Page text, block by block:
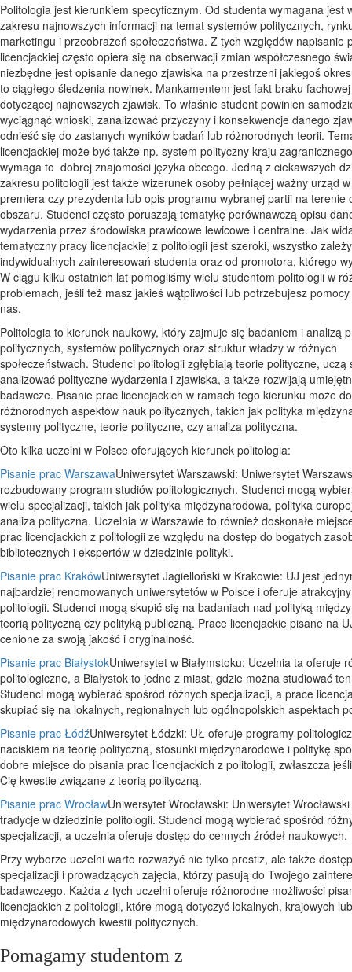
Politologia jest kierunkiem specyficznym. Od studenta wymagana jest
zakresu najnowszych informacji na temat systemów politycznych,
marketingu i przeobrażeń społeczeństwa. Z tych względów napisanie
licencjackiej często opiera się na obserwacji zmian współczesnego
niezbędne jest opisanie danego zjawiska na przestrzeni jakiegoś
to ciągłego śledzenia nowinek. Mankamentem jest fakt braku
dotyczącej najnowszych zjawisk. To właśnie student powinien
wyciągnąć wnioski, zanalizować przyczyny i konsekwencje danego
odnieść się do zastanych wyników badań lub różnorodnych teorii.
licencjackiej może być także np. system polityczny kraju
wymaga to dobrej znajomości języka obcego. Jedną z ciekawszych
zakresu politologii jest także wizerunek osoby pełniącej ważny urząd
premiera czy prezydenta lub opis programu wybranej partii na terenie
obszaru. Studenci często poruszają tematykę porównawczą opisu
wydarzenia przez środowiska prawicowe lewicowe i centralne. Jak
tematyczny pracy licencjackiej z politologii jest szeroki, wszystko
indywidualnych zainteresowań studenta oraz od promotora, którego
W ciągu kilku ostatnich lat pomogliśmy wielu studentom politologii w
problemach, jeśli też masz jakieś wątpliwości lub potrzebujesz
nas.
Politologia to kierunek naukowy, który zajmuje się badaniem i analizą
politycznych, systemów politycznych oraz struktur władzy w różnych
społeczeństwach. Studenci politologii zgłębiają teorie polityczne, uczą
analizować polityczne wydarzenia i zjawiska, a także rozwijają
badawcze. Pisanie prac licencjackich w ramach tego kierunku może
różnorodnych aspektów nauk politycznych, takich jak polityka
systemy polityczne, teorie polityczne, czy analiza polityczna.
Oto kilka uczelni w Polsce oferujących kierunek politologia:
Pisanie prac WarszawaUniwersytet Warszawski: Uniwersytet
rozbudowany program studiów politologicznych. Studenci mogą
wielu specjalizacji, takich jak polityka międzynarodowa, polityka
analiza polityczna. Uczelnia w Warszawie to również doskonałe
prac licencjackich z politologii ze względu na dostęp do bogatych
bibliotecznych i ekspertów w dziedzinie polityki.
Pisanie prac KrakówUniwersytet Jagielloński w Krakowie: UJ jest
najbardziej renomowanych uniwersytetów w Polsce i oferuje
politologii. Studenci mogą skupić się na badaniach nad polityką
teorią polityczną czy polityką publiczną. Prace licencjackie pisane na
cenione za swoją jakość i oryginalność.
Pisanie prac BiałystokUniwersytet w Białymstoku: Uczelnia ta oferuje
politologiczne, a Białystok to jedno z miast, gdzie można studiować
Studenci mogą wybierać spośród różnych specjalizacji, a prace
skupiać się na lokalnych, regionalnych lub ogólnopolskich aspektach
Pisanie prac ŁódźUniwersytet Łódzki: UŁ oferuje programy
naciskiem na teorię polityczną, stosunki międzynarodowe i politykę
dobre miejsce do pisania prac licencjackich z politologii, zwłaszcza
Cię kwestie związane z teorią polityczną.
Pisanie prac WrocławUniwersytet Wrocławski: Uniwersytet
tradycje w dziedzinie politologii. Studenci mogą wybierać spośród
specjalizacji, a uczelnia oferuje dostęp do cennych źródeł naukowych.
Przy wyborze uczelni warto rozważyć nie tylko prestiż, ale także
specjalizacji i prowadzących zajęcia, którzy pasują do Twojego
badawczego. Każda z tych uczelni oferuje różnorodne możliwości
licencjackich z politologii, które mogą dotyczyć lokalnych, krajowych lub
międzynarodowych kwestii politycznych.
Pomagamy studentom z